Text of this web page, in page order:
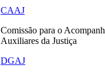
CAAJ
Comissão para o
Auxiliares da Justiça
DGAJ